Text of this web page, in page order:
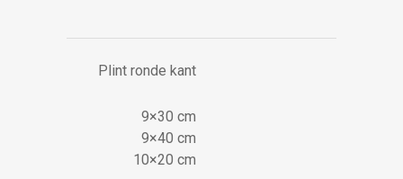
Plint ronde kant
9×30 cm
9×40 cm
10×20 cm